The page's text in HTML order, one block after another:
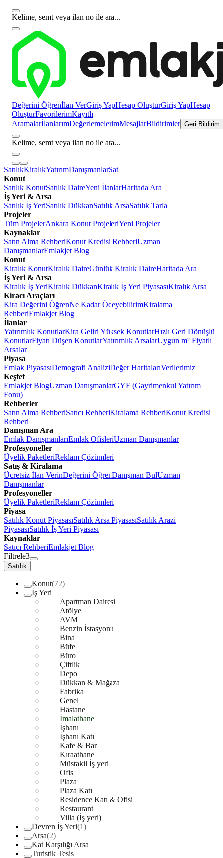
Kelime, semt veya ilan no ile ara...
Değerini Öğrenİlan VerGiriş YapHesap OluşturGiriş YapHesap
OluşturFavorilerimKayıtlı
AramalarİlanlarımDeğerlemelerimMesajlarBildirimler Geri Bildirim
Kelime, semt veya ilan no ile ara...
SatılıkKiralıkYatırımDanışmanlarSat
Konut
Satılık KonutSatılık DaireYeni İlanlarHaritada Ara
İş Yeri & Arsa
Satılık İş YeriSatılık DükkanSatılık ArsaSatılık Tarla
Projeler
Tüm ProjelerAnkara Konut ProjeleriYeni Projeler
Kaynaklar
Satın Alma RehberiKonut Kredisi RehberiUzman
DanışmanlarEmlakjet Blog
Konut
Kiralık KonutKiralık DaireGünlük Kiralık DaireHaritada Ara
İş Yeri & Arsa
Kiralık İş YeriKiralık DükkanKiralık İş Yeri PiyasasıKiralık Arsa
Kiracı Araçları
Kira Değerini ÖğrenNe Kadar ÖdeyebilirimKiralama
RehberiEmlakjet Blog
İlanlar
Yatırımlık KonutlarKira Geliri Yüksek KonutlarHızlı Geri Dönüşlü
KonutlarFiyatı Düşen KonutlarYatırımlık ArsalarUygun m² Fiyatlı
Arsalar
Piyasa
Emlak PiyasasıDemografi AnaliziDeğer HaritalarıVerilerimiz
Keşfet
Emlakjet BlogUzman DanışmanlarGYF (Gayrimenkul Yatırım
Fonu)
Rehberler
Satın Alma RehberiSatıcı RehberiKiralama RehberiKonut Kredisi
Rehberi
Danışman Ara
Emlak DanışmanlarıEmlak OfisleriUzman Danışmanlar
Profesyoneller
Üyelik PaketleriReklam Çözümleri
Satış & Kiralama
Ücretsiz İlan VerinDeğerini ÖğrenDanışman BulUzman
Danışmanlar
Profesyoneller
Üyelik PaketleriReklam Çözümleri
Piyasa
Satılık Konut PiyasasıSatılık Arsa PiyasasıSatılık Arazi
PiyasasıSatılık İş Yeri Piyasası
Kaynaklar
Satıcı RehberiEmlakjet Blog
Filtrele3
Satılık
Konut(72)
İş Yeri
Apartman Dairesi
Atölye
AVM
Benzin İstasyonu
Bina
Büfe
Büro
Çiftlik
Depo
Dükkan & Mağaza
Fabrika
Genel
Hastane
İmalathane
İşhanı
İşhanı Katı
Kafe & Bar
Kıraathane
Müstakil İş yeri
Ofis
Plaza
Plaza Katı
Residence Katı & Ofisi
Restaurant
Villa (İş yeri)
Devren İş Yeri(1)
Arsa(2)
Kat Karşılığı Arsa
Turistik Tesis